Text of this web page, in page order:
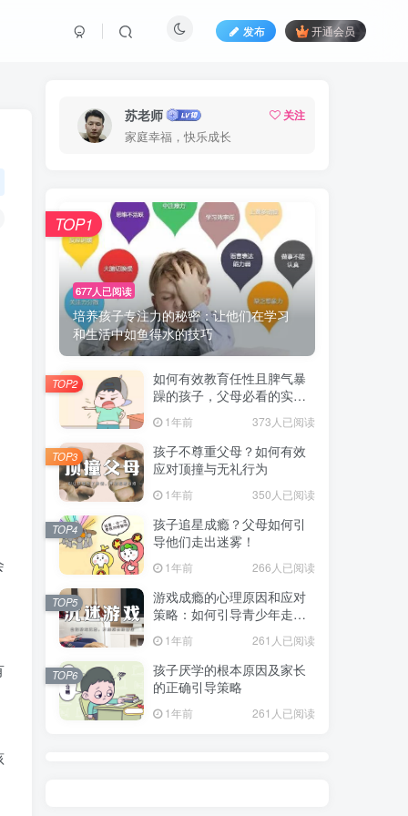
发布 开通会员
苏老师
关注
家庭幸福，快乐成长
677人已阅读
培养孩子专注力的秘密：让他们在学习
和生活中如鱼得水的技巧
TOP1
如何有效教育任性且脾气暴
躁的孩子，父母必看的实用
1年前 373人已阅读
TOP2
孩子不尊重父母？如何有效
应对顶撞与无礼行为
1年前 350人已阅读
TOP3
孩子追星成瘾？父母如何引
导他们走出迷雾！
1年前 266人已阅读
TOP4
游戏成瘾的心理原因和应对
策略：如何引导青少年走出
1年前 261人已阅读
TOP5
孩子厌学的根本原因及家长
的正确引导策略
1年前 261人已阅读
TOP6